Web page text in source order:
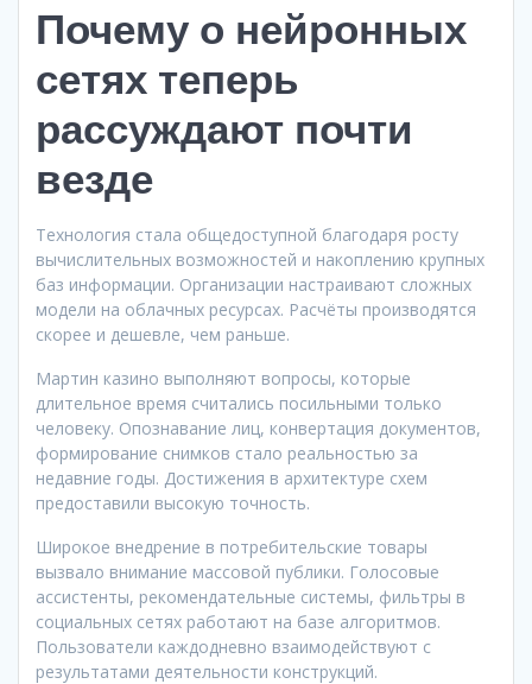
Почему о нейронных
сетях теперь
рассуждают почти
везде
Технология стала общедоступной благодаря росту
вычислительных возможностей и накоплению крупных
баз информации. Организации настраивают сложных
модели на облачных ресурсах. Расчёты производятся
скорее и дешевле, чем раньше.
Мартин казино выполняют вопросы, которые
длительное время считались посильными только
человеку. Опознавание лиц, конвертация документов,
формирование снимков стало реальностью за
недавние годы. Достижения в архитектуре схем
предоставили высокую точность.
Широкое внедрение в потребительские товары
вызвало внимание массовой публики. Голосовые
ассистенты, рекомендательные системы, фильтры в
социальных сетях работают на базе алгоритмов.
Пользователи каждодневно взаимодействуют с
результатами деятельности конструкций.